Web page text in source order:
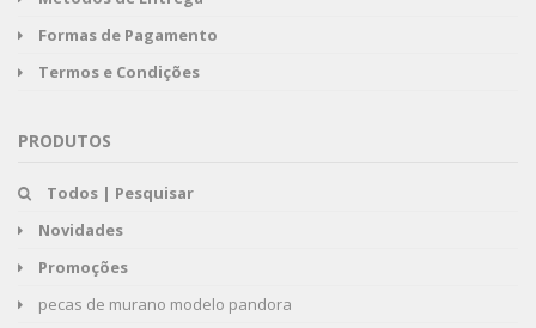
Formas de Pagamento
Termos e Condições
PRODUTOS
Todos | Pesquisar
Novidades
Promoções
pecas de murano modelo pandora